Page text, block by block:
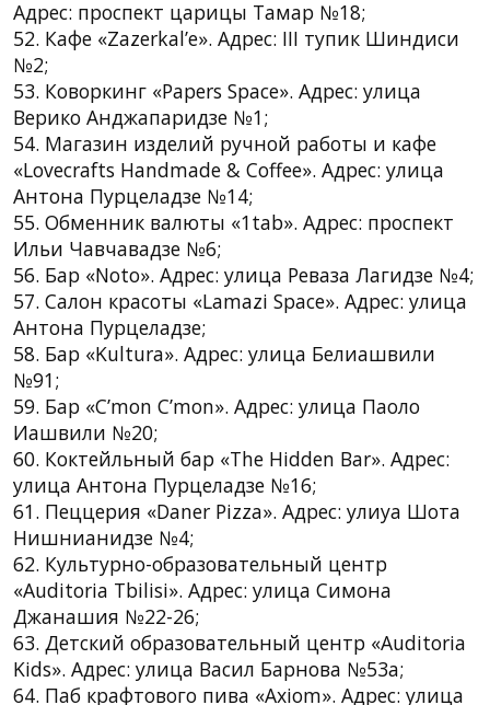
Адрес: проспект царицы Тамар №18;
52. Кафе «Zazerkal’e». Адрес: III тупик Шиндиси
№2;
53. Коворкинг «Papers Space». Адрес: улица
Верико Анджапаридзе №1;
54. Магазин изделий ручной работы и кафе
«Lovecrafts Handmade & Coffee». Адрес: улица
Антона Пурцеладзе №14;
55. Обменник валюты «1tab». Адрес: проспект
Ильи Чавчавадзе №6;
56. Бар «Noto». Адрес: улица Реваза Лагидзе №4;
57. Салон красоты «Lamazi Space». Адрес: улица
Антона Пурцеладзе;
58. Бар «Kultura». Адрес: улица Белиашвили
№91;
59. Бар «C’mon C’mon». Адрес: улица Паоло
Иашвили №20;
60. Коктейльный бар «The Hidden Bar». Адрес:
улица Антона Пурцеладзе №16;
61. Пеццерия «Daner Pizza». Адрес: улиуа Шота
Нишнианидзе №4;
62. Культурно-образовательный центр
«Auditoria Tbilisi». Адрес: улица Симона
Джанашия №22-26;
63. Детский образовательный центр «Auditoria
Kids». Адрес: улица Васил Барнова №53a;
64. Паб крафтового пива «Axiom». Адрес: улица